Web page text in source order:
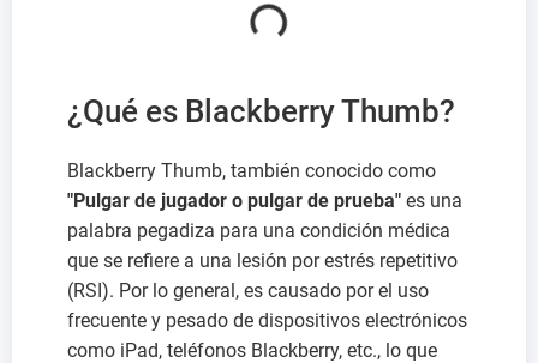
¿Qué es Blackberry Thumb?
Blackberry Thumb, también conocido como
"Pulgar de jugador o pulgar de prueba" es una
palabra pegadiza para una condición médica
que se refiere a una lesión por estrés repetitivo
(RSI). Por lo general, es causado por el uso
frecuente y pesado de dispositivos electrónicos
como iPad, teléfonos Blackberry, etc., lo que